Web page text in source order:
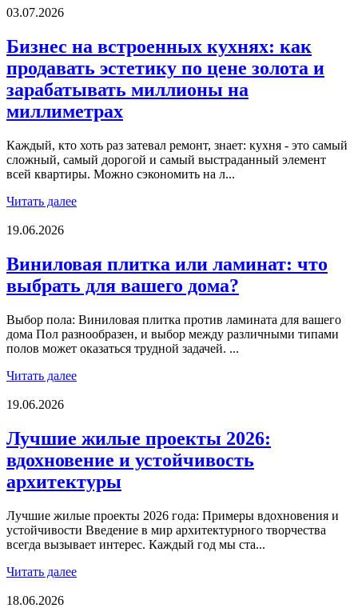
03.07.2026
Бизнес на встроенных кухнях: как
продавать эстетику по цене золота и
зарабатывать миллионы на
миллиметрах
Каждый, кто хоть раз затевал ремонт, знает: кухня - это самый
сложный, самый дорогой и самый выстраданный элемент
всей квартиры. Можно сэкономить на л...
Читать далее
19.06.2026
Виниловая плитка или ламинат: что
выбрать для вашего дома?
Выбор пола: Виниловая плитка против ламината для вашего
дома Пол разнообразен, и выбор между различными типами
полов может оказаться трудной задачей. ...
Читать далее
19.06.2026
Лучшие жилые проекты 2026:
вдохновение и устойчивость
архитектуры
Лучшие жилые проекты 2026 года: Примеры вдохновения и
устойчивости Введение в мир архитектурного творчества
всегда вызывает интерес. Каждый год мы ста...
Читать далее
18.06.2026